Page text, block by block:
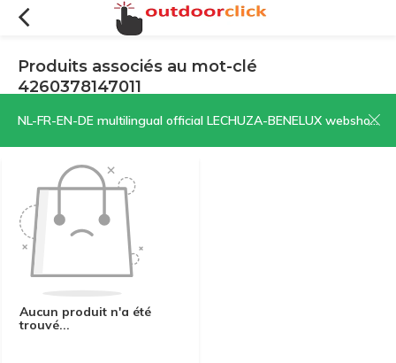
NL-FR-EN-DE multilingual official LECHUZA-BENELUX webshop | CLICK HERE NOW!
Produits associés au mot-clé
4260378147011
Filtres Trier par:
Aucun produit n'a été
trouvé...